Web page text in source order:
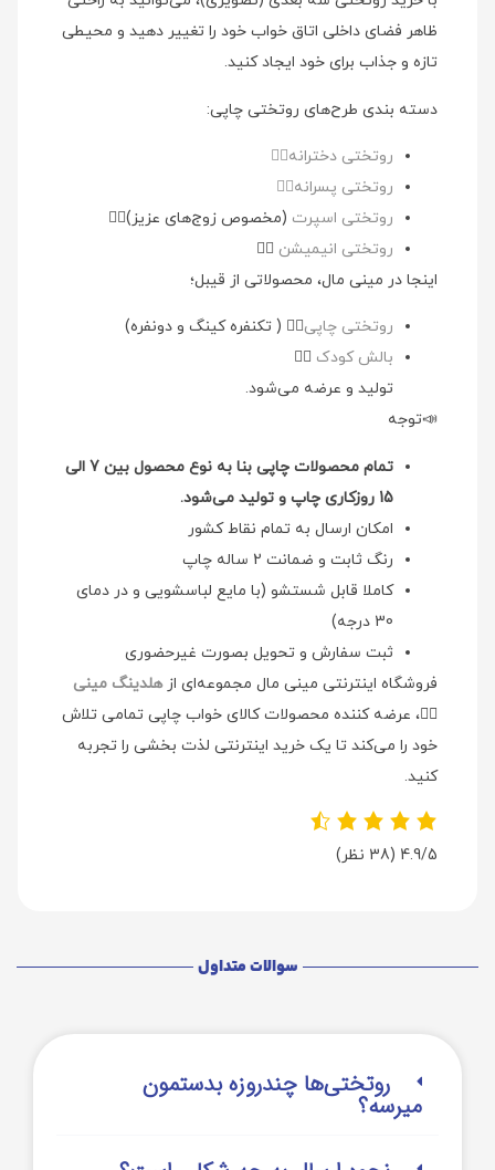
ظاهر فضای داخلی اتاق خواب خود را تغییر دهید و محیطی
تازه و جذاب برای خود ایجاد کنید.
دسته بندی طرح‌های روتختی چاپی:
روتختی دخترانه👉🏻
روتختی پسرانه👉🏻
روتختی اسپرت (مخصوص زوج‌های عزیز)👉🏻
روتختی انیمیشن 👉🏻
اینجا در مینی مال، محصولاتی از قیبل؛
روتختی چاپی👉🏻 ( تکنفره کینگ و دونفره)
بالش کودک 👉🏻
تولید و عرضه می‌شود.
📣توجه
تمام محصولات چاپی بنا به نوع محصول بین 7 الی
15 روزکاری چاپ و تولید می‌شود.
امکان ارسال به تمام نقاط کشور
رنگ ثابت و ضمانت 2 ساله چاپ
کاملا قابل شستشو (با مایع لباسشویی و در دمای
30 درجه)
ثبت سفارش و تحویل بصورت غیرحضوری
فروشگاه اینترنتی مینی مال مجموعه‌ای ازهلدینگ مینی
👉🏻، عرضه کننده محصولات کالای خواب چاپی تمامی تلاش
خود را می‌کند تا یک خرید اینترنتی لذت بخشی را تجربه
کنید.
4.9/5 (38 نظر)
سوالات متداول
روتختی‌‌ها چندروزه بدستمون
میرسه؟